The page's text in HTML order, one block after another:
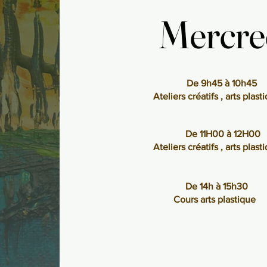
De 9h45 à 10h45
Ateliers créatifs , arts
De 11H00 à 12H00
Ateliers créatifs , arts
De 14h à 15h30
Cours arts plastique